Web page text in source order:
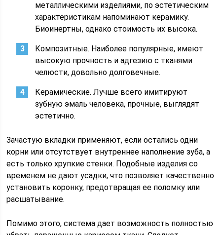
металлическими изделиями, по эстетическим
характеристикам напоминают керамику.
Биоинертны, однако стоимость их высока.
Композитные. Наиболее популярные, имеют
высокую прочность и адгезию с тканями
челюсти, довольно долговечные.
Керамические. Лучше всего имитируют
зубную эмаль человека, прочные, выглядят
эстетично.
Зачастую вкладки применяют, если остались одни
корни или отсутствует внутреннее наполнение зуба, а
есть только хрупкие стенки. Подобные изделия со
временем не дают усадки, что позволяет качественно
установить коронку, предотвращая ее поломку или
расшатывание.
Помимо этого, система дает возможность полностью